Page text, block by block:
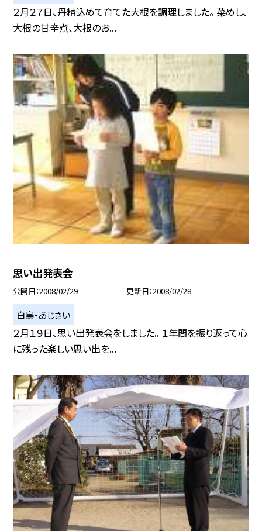
２月２７日、丹精込めて育てた大根を調理しました。 菜めし、
大根の甘辛煮、大根のお...
思い出発表会
公開日 2008/02/29 更新日 2008/02/28
白鳥・あじさい
２月１９日、思い出発表会をしました。 １年間を振り返って心
に残った楽しい思い出を...